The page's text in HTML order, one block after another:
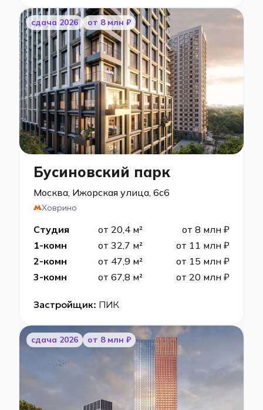
cдача 2026 от 8 млн ₽
Бусиновский парк
Москва, Ижорская улица, 6с6
Ховрино
Студия от 20,4 м²
от 8 млн ₽
1-комн
от 32,7 м²
от 11 млн ₽
2-комн
от 47,9 м²
от 15 млн ₽
3-комн
от 67,8 м² от 20 млн ₽
Застройщик: ПИК
cдача 2026 от 8 млн ₽